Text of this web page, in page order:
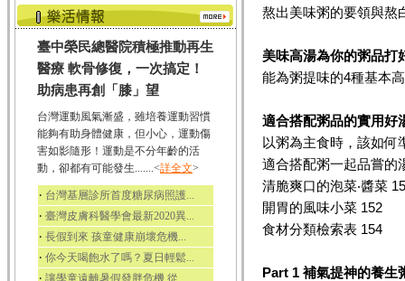
臺中榮民總醫院積極推動再生
醫療 軟骨修復，一次搞定！
助病患再創「膝」望
台灣運動風氣漸盛，雖培養運動習慣
能夠有助身體健康，但小心，運動傷
害如影隨形！運動是不分年齡的活
動，卻都有可能發生.......<詳全文>
‧ 台灣基層診所首度糖尿病照護...
‧ 臺灣皮膚科醫學會最新2020異...
‧ 長假到來 孩童健康崩壞危機...
‧ 你今天喝飽水了嗎？夏日輕鬆...
‧ 讓學童遠離暑假發胖危機 從...
熬出美味粥的要領與熬
美味高湯為你的粥品打
能為粥提味的4種基本
適合搭配粥品的實用好
以粥為主食時，該如何
適合搭配粥一起品嘗的
清脆爽口的泡菜‧醬菜
開胃的風味小菜 152
食材分類檢索表 154
Part 1 補氣提神的養生